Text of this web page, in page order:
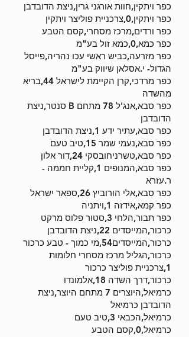
כפר ויתקין,חוות אורגני גרין,ניצת הדובדבן
כפר ויתקין,0,צרכניית פוליצר ויתקין
כפר ורדים,מרכז מסחרי,קסם הטבע
כפר כמא,0,כמא זול בע"מ
כפר מזרעה,כביש ראשי עכו נהריה,פייסל
הגדול- י.אסלאן שיווק בע"מ
כפר מרדכי,קרן הקיימת לישראל 44,בריא
מהשדה
כפר סבא,אנג'ל 78 מתחם B סנטר,ניצת
הדובדבן
כפר סבא,עתיר ידע 1,ניצת הדובדבן
כפר סבא,נעמי שמר 15,טיב טעם
כפר סבא,טשרניחובסקי 24,דור אלון
כפר סבא,המנופים 1,קליית חממה -
ר.עזרא
כפר סבא,אלי הורוביץ 26,ספאר ישראל
כפר קמא,אידזה 1,ויתניה
כפר תבור,הלחי 3,סטור פלוס מרקט
כרכור,המייסדים 22,ניצת הדובדבן
כרכור,המייסדים54,מי כמוך - טבע כרכור
כרכור,הגליל מרכז מסחרי חלומות
1,צרכניית פוליצר כרכור
כרכור,דרך השדה 18,אלמונדו
כרמיאל,היוצרים 7 מתחם היוצר,ניצת
הדובדבן כרמיאל
כרמיאל,הכבאי 3,טיב טעם
כרמיאל,0,קסם הטבע